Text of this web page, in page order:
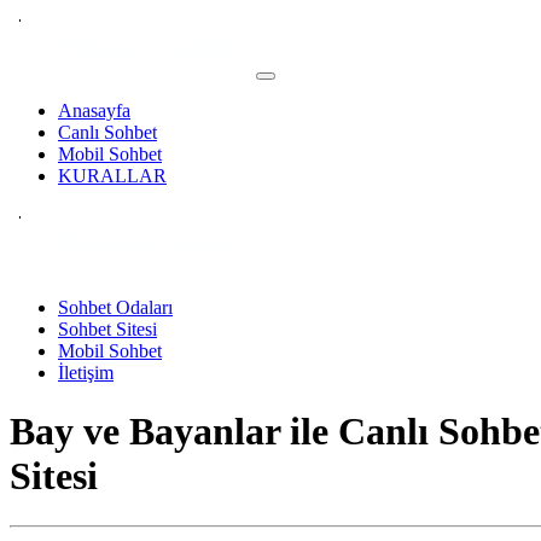
Anasayfa
Canlı Sohbet
Mobil Sohbet
KURALLAR
Sohbet Odaları
Sohbet Sitesi
Mobil Sohbet
İletişim
Bay ve Bayanlar ile Canlı
Sitesi